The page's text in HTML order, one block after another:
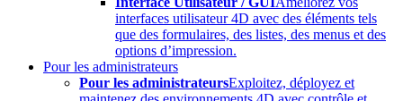
interfaces utilisateur 4D avec des éléments tels
que des formulaires, des listes, des menus et des
options d’impression.
Pour les administrateurs
Pour les administrateursExploitez, déployez et